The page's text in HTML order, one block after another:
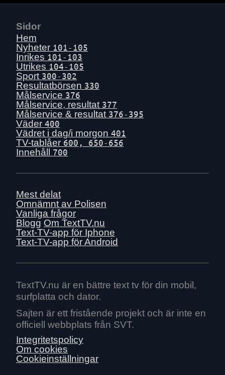
Lör 11 juli
Fre 10 juli
Tors 9 juli
Ons 8 juli
Tis 7 juli
Mån 6 juli
Sön 5 juli
Lör 4 juli
Fre 3 juli
Tors 2 juli
Mån 29 juni
Sön 28 juni
Lör 27 juni
Fre 26 juni
Tors 25 juni
Ons 24 juni
Mån 22 juni
Sön 21 juni
Lör 20 juni
Fre 19 juni
Tors 18 juni
Ons 17 juni
Sidor
Hem
Nyheter 101-105
Inrikes 101-103
Utrikes 104-105
Sport 300-302
Resultatbörsen 330
Målservice 376
Målservice, resultat 377
Målservice & resultat 376-395
Väder 400
Vädret i dag/i morgon 401
TV-tablåer 600, 650-656
Innehåll 700
Mest delat
Omnämnt av Polisen
Vanliga frågor
Blogg Om TextTV.nu
Text-TV-app för Iphone
Text-TV-app för Android
TextTV.nu är en bättre text tv för din mobil,
surfplatta och dator.
Sajten är ett fristående projekt och är inte en
officiell webbplats från SVT.
Integritetspolicy
Om cookies
Cookieinställningar